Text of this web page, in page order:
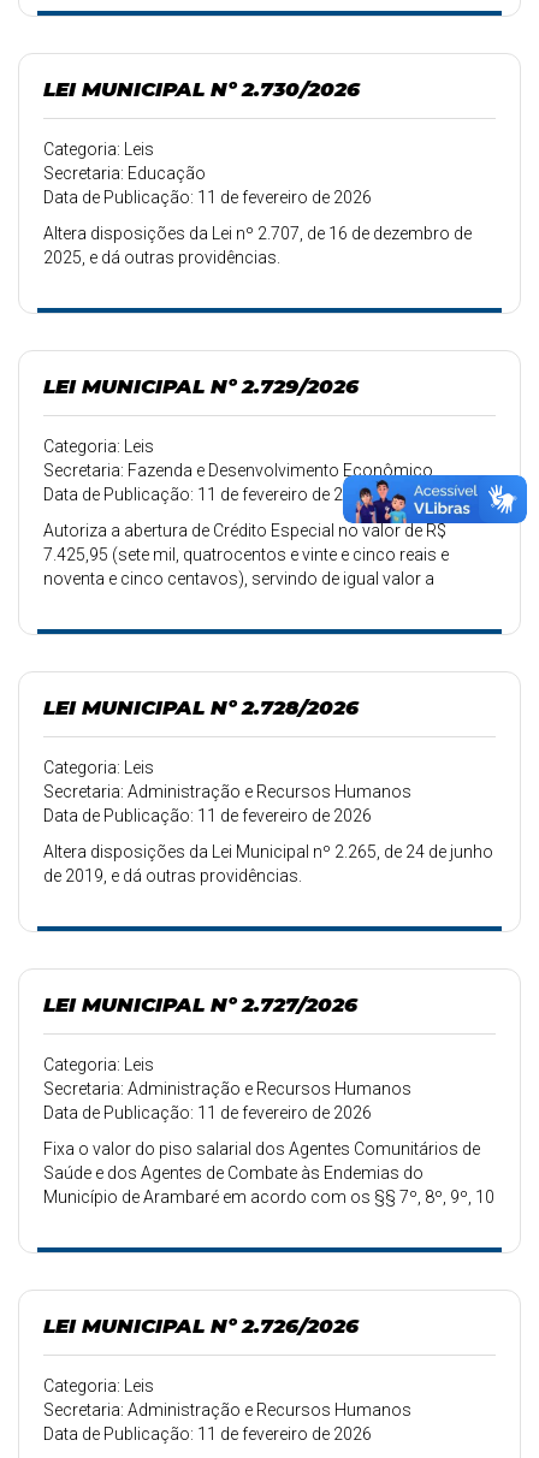
LEI MUNICIPAL Nº 2.730/2026
Categoria: Leis
Secretaria: Educação
Data de Publicação: 11 de fevereiro de 2026
Altera disposições da Lei nº 2.707, de 16 de dezembro de
2025, e dá outras providências.
LEI MUNICIPAL Nº 2.729/2026
Categoria: Leis
Secretaria: Fazenda e Desenvolvimento Econômico
Data de Publicação: 11 de fevereiro de 2026
Autoriza a abertura de Crédito Especial no valor de R$
7.425,95 (sete mil, quatrocentos e vinte e cinco reais e
noventa e cinco centavos), servindo de igual valor a
LEI MUNICIPAL Nº 2.728/2026
Categoria: Leis
Secretaria: Administração e Recursos Humanos
Data de Publicação: 11 de fevereiro de 2026
Altera disposições da Lei Municipal nº 2.265, de 24 de junho
de 2019, e dá outras providências.
LEI MUNICIPAL Nº 2.727/2026
Categoria: Leis
Secretaria: Administração e Recursos Humanos
Data de Publicação: 11 de fevereiro de 2026
Fixa o valor do piso salarial dos Agentes Comunitários de
Saúde e dos Agentes de Combate às Endemias do
Município de Arambaré em acordo com os §§ 7º, 8º, 9º, 10
LEI MUNICIPAL Nº 2.726/2026
Categoria: Leis
Secretaria: Administração e Recursos Humanos
Data de Publicação: 11 de fevereiro de 2026